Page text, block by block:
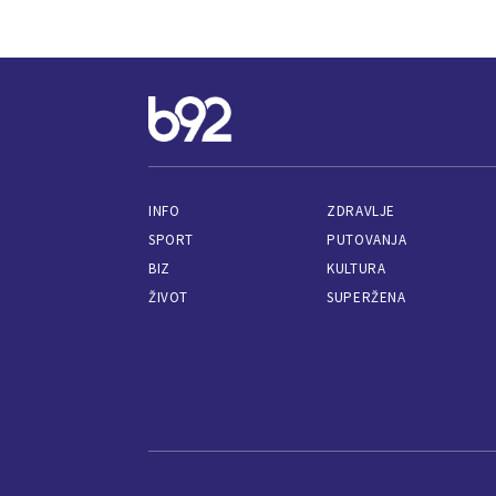
INFO
SPORT
BIZ
ŽIVOT
ZDRAVLJE
PUTOVANJA
KULTURA
SUPERŽENA